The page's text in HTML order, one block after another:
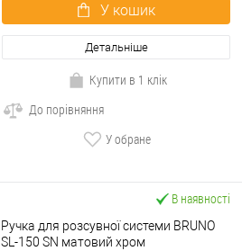
У кошик
Детальніше
Купити в 1 клік
До порівняння
У обране
В наявності
Ручка для розсувної системи BRUNO
SL-150 SN матовий хром